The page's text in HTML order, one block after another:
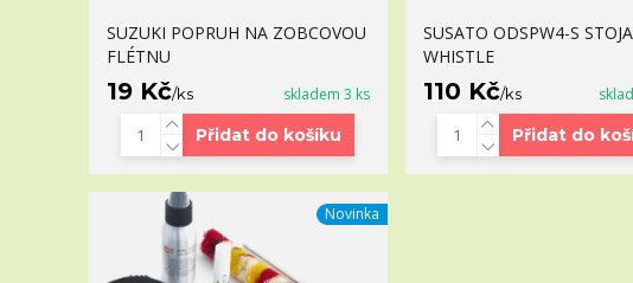
SUZUKI POPRUH NA ZOBCOVOU
FLÉTNU
19 Kč/ks skladem 3 ks
Přidat do košíku
SUSATO ODSPW4-S
WHISTLE
110 Kč/ks
Přidat do
Novinka